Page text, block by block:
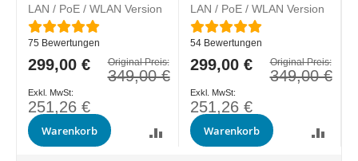
LAN / PoE / WLAN Version
Bewertung:
75 Bewertungen
Original Preis:
349,00 €
Sonderpreis
299,00 €
251,26 €
Warenkorb
LAN / PoE / WLAN Version
Bewertung:
54 Bewertungen
Original Preis:
349,00 €
Sonderpreis
299,00 €
251,26 €
Warenkorb